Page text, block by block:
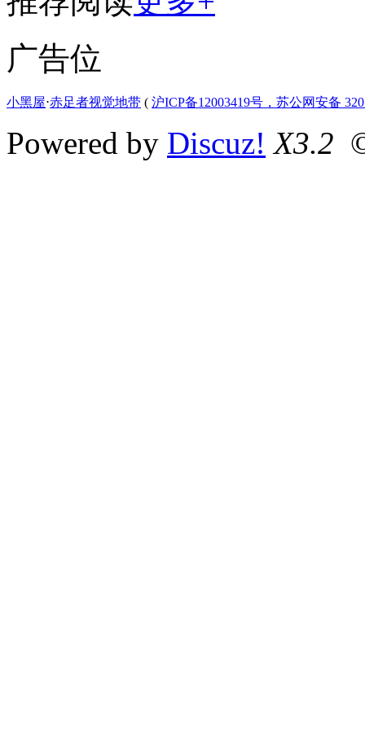
广告位
小黑屋⋅赤足者视觉地带 ( 沪ICP备12003419号，苏公网安备
Powered by Discuz! X3.2